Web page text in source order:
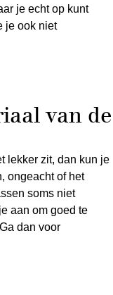
je echt op kunt
je ook niet
van de
lekker zit, dan kun je
ongeacht of het
soms niet
aan om goed te
dan voor